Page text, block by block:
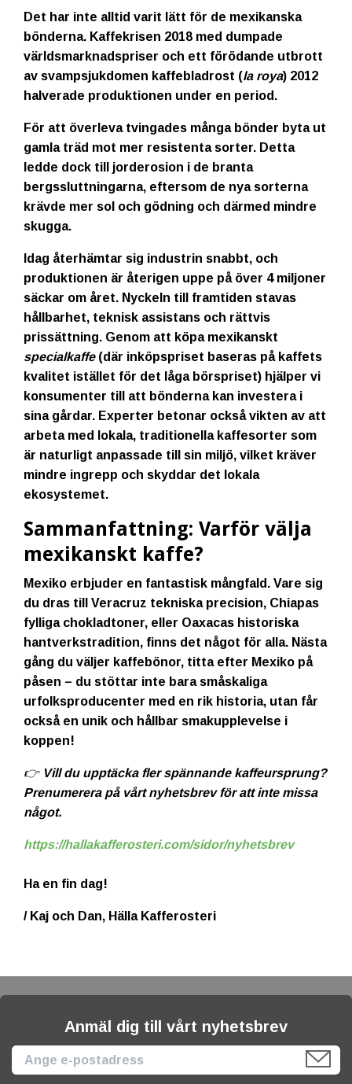
Det har inte alltid varit lätt för de mexikanska
bönderna. Kaffekrisen 2018 med dumpade
världsmarknadspriser och ett förödande utbrott
av svampsjukdomen kaffebladrost (la roya) 2012
halverade produktionen under en period.
För att överleva tvingades många bönder byta ut
gamla träd mot mer resistenta sorter. Detta
ledde dock till jorderosion i de branta
bergssluttningarna, eftersom de nya sorterna
krävde mer sol och gödning och därmed mindre
skugga.
Idag återhämtar sig industrin snabbt, och
produktionen är återigen uppe på över 4 miljoner
säckar om året. Nyckeln till framtiden stavas
hållbarhet, teknisk assistans och rättvis
prissättning. Genom att köpa mexikanskt
specialkaffe(där inköpspriset baseras på kaffets
kvalitet istället för det låga börspriset) hjälper vi
konsumenter till att bönderna kan investera i
sina gårdar. Experter betonar också vikten av att
arbeta med lokala, traditionella kaffesorter som
är naturligt anpassade till sin miljö, vilket kräver
mindre ingrepp och skyddar det lokala
ekosystemet.
Sammanfattning: Varför välja
mexikanskt kaffe?
Mexiko erbjuder en fantastisk mångfald. Vare sig
du dras till Veracruz tekniska precision, Chiapas
fylliga chokladtoner, eller Oaxacas historiska
hantverkstradition, finns det något för alla. Nästa
gång du väljer kaffebönor, titta efter Mexiko på
påsen – du stöttar inte bara småskaliga
urfolksproducenter med en rik historia, utan får
också en unik och hållbar smakupplevelse i
koppen!
👉 Vill du upptäcka fler spännande kaffeursprung?
Prenumerera på vårt nyhetsbrev för att inte missa
något.
https://hallakafferosteri.com/sidor/nyhetsbrev
Ha en fin dag!
/ Kaj och Dan, Hälla Kafferosteri
Anmäl dig till vårt nyhetsbrev